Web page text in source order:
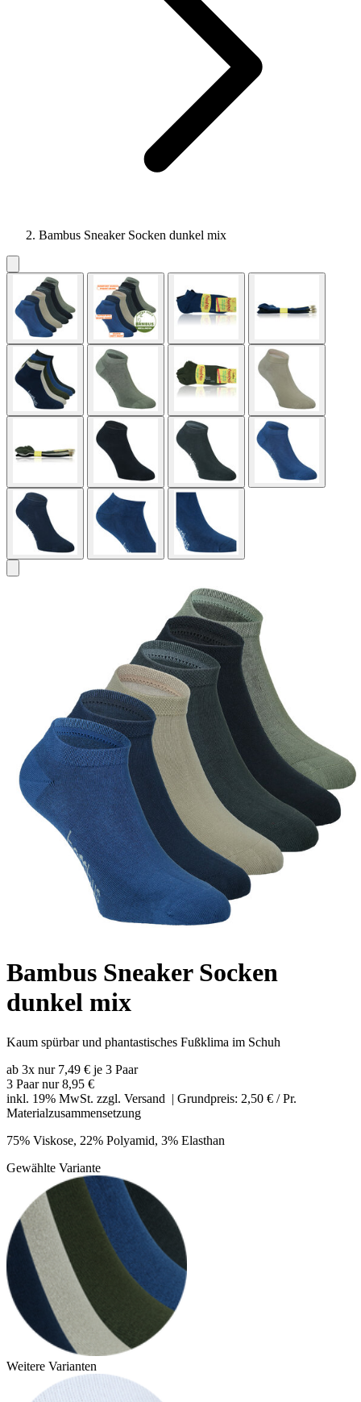
Bambus Sneaker Socken dunkel mix
Bambus Sneaker Socken
dunkel mix
Kaum spürbar und phantastisches Fußklima im Schuh
ab 3x nur 7,49 € je 3 Paar
3 Paar nur8,95 €
inkl. 19% MwSt. zzgl. Versand | Grundpreis: 2,50 € / Pr.
Materialzusammensetzung
75% Viskose, 22% Polyamid, 3% Elasthan
Gewählte Variante
Weitere Varianten